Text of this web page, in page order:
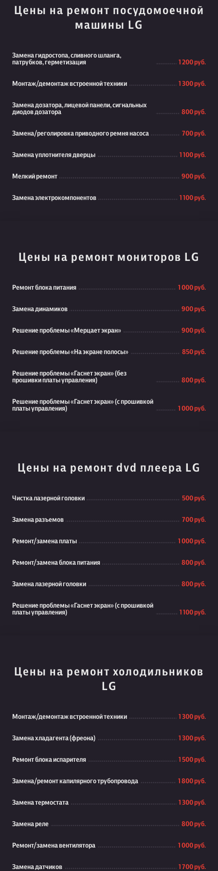
Цены на ремонт посудомоечной
машины LG
Замена гидростопа, сливного шланга,
патрубков, герметизация
1 200 руб.
Монтаж/демонтаж встроенной техники 1 300 руб.
Замена дозатора, лицевой панели, сигнальных
диодов дозатора
800 руб.
Замена/реголировка приводного ремня насоса 700 руб.
Замена уплотнителя дверцы 1 100 руб.
Мелкий ремонт 900 руб.
Замена электрокомпонентов 1 100 руб.
Цены на ремонт мониторов LG
Ремонт блока питания 1 000 руб.
Замена динамиков 900 руб.
Решение проблемы «Мерцает экран» 900 руб.
Решение проблемы «На экране полосы» 850 руб.
Решение проблемы «Гаснет экран» (без
прошивки платы управления)
800 руб.
Решение проблемы «Гаснет экран» (с прошивкой
платы управления)
1 000 руб.
Цены на ремонт dvd плеера LG
Чистка лазерной головки 500 руб.
Замена разъемов 700 руб.
Ремонт/замена платы 1 000 руб.
Ремонт/замена блока питания 800 руб.
Замена лазерной головки 800 руб.
Решение проблемы «Гаснет экран» (с прошивкой
платы управления)
1 100 руб.
Цены на ремонт холодильников
LG
Монтаж/демонтаж встроенной техники 1 300 руб.
Замена хладагента (фреона) 1 300 руб.
Ремонт блока испарителя 1 500 руб.
Замена/ремонт капилярного трубопровода 1 800 руб.
Замена термостата 1 300 руб.
Замена реле 800 руб.
Ремонт/замена вентилятора 1 000 руб.
Замена датчиков 1 700 руб.